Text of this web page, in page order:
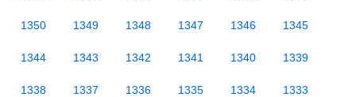
1350 1349 1348 1347 1346 1345
1344 1343 1342 1341 1340 1339
1338 1337 1336 1335 1334 1333